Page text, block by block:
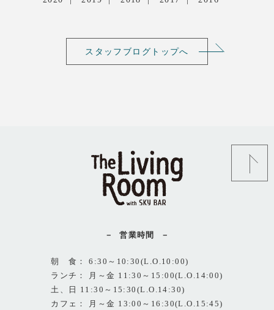
スタッフブログトップへ
営業時間
朝 食： 6:30～10:30(L.O.10:00)
ランチ： 月～金 11:30～15:00(L.O.14:00)
土、日 11:30～15:30(L.O.14:30)
カフェ： 月～金 13:00～16:30(L.O.15:45)